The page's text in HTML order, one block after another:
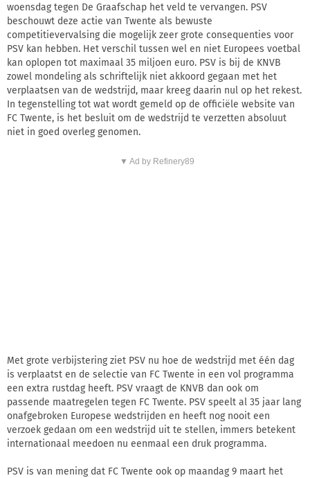
woensdag tegen De Graafschap het veld te vervangen. PSV
beschouwt deze actie van Twente als bewuste
competitievervalsing die mogelijk zeer grote consequenties voor
PSV kan hebben. Het verschil tussen wel en niet Europees voetbal
kan oplopen tot maximaal 35 miljoen euro. PSV is bij de KNVB
zowel mondeling als schriftelijk niet akkoord gegaan met het
verplaatsen van de wedstrijd, maar kreeg daarin nul op het rekest.
In tegenstelling tot wat wordt gemeld op de officiële website van
FC Twente, is het besluit om de wedstrijd te verzetten absoluut
niet in goed overleg genomen.
▼ Ad by Refinery89
Met grote verbijstering ziet PSV nu hoe de wedstrijd met één dag
is verplaatst en de selectie van FC Twente in een vol programma
een extra rustdag heeft. PSV vraagt de KNVB dan ook om
passende maatregelen tegen FC Twente. PSV speelt al 35 jaar lang
onafgebroken Europese wedstrijden en heeft nog nooit een
verzoek gedaan om een wedstrijd uit te stellen, immers betekent
internationaal meedoen nu eenmaal een druk programma.
PSV is van mening dat FC Twente ook op maandag 9 maart het